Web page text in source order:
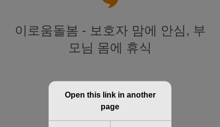
이로움돌봄 - 보호자 맘에 안심, 부
모님 몸에 휴식